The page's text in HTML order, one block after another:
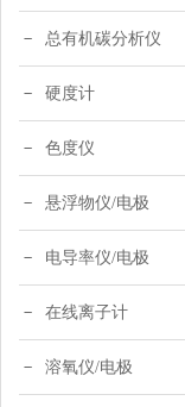
总有机碳分析仪
硬度计
色度仪
悬浮物仪/电极
电导率仪/电极
在线离子计
溶氧仪/电极